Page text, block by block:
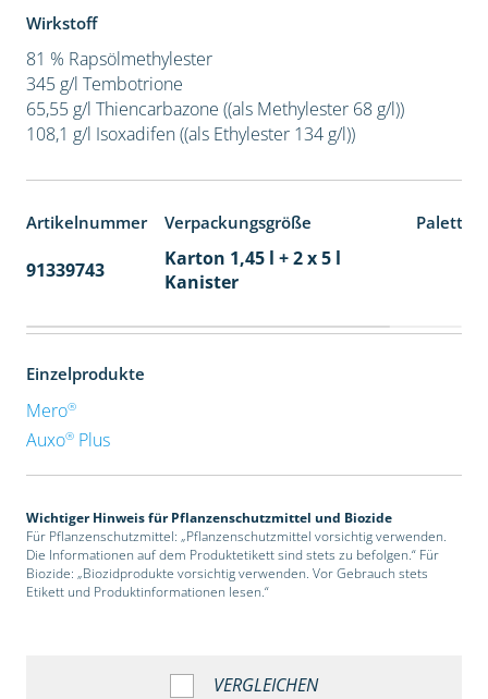
Wirkstoff
81 % Rapsölmethylester
345 g/l Tembotrione
65,55 g/l Thiencarbazone ((als Methylester 68 g/l))
108,1 g/l Isoxadifen ((als Ethylester 134 g/l))
Artikelnummer Verpackungsgröße
91339743
Karton 1,45 l + 2 x 5 l
Kanister
Einzelprodukte
Mero®
Auxo®Plus
Wichtiger Hinweis für Pflanzenschutzmittel und Biozide
Für Pflanzenschutzmittel: „Pflanzenschutzmittel vorsichtig verwenden.
Die Informationen auf dem Produktetikett sind stets zu befolgen.“ Für
Biozide: „Biozidprodukte vorsichtig verwenden. Vor Gebrauch stets
Etikett und Produktinformationen lesen.“
VERGLEICHEN